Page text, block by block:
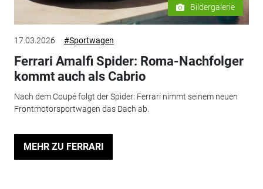
Bildergalerie
17.03.2026 #Sportwagen
Ferrari Amalfi Spider: Roma-Nachfolger
kommt auch als Cabrio
Nach dem Coupé folgt der Spider: Ferrari nimmt seinem neuen
Frontmotorsportwagen das Dach ab.
MEHR ZU FERRARI